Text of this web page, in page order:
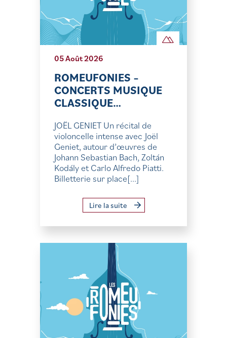
05 Août 2026
ROMEUFONIES –
CONCERTS MUSIQUE
CLASSIQUE…
JOËL GENIET Un récital de
violoncelle intense avec Joël
Geniet, autour d’œuvres de
Johann Sebastian Bach, Zoltán
Kodály et Carlo Alfredo Piatti.
Billetterie sur place[...]
Lire la suite